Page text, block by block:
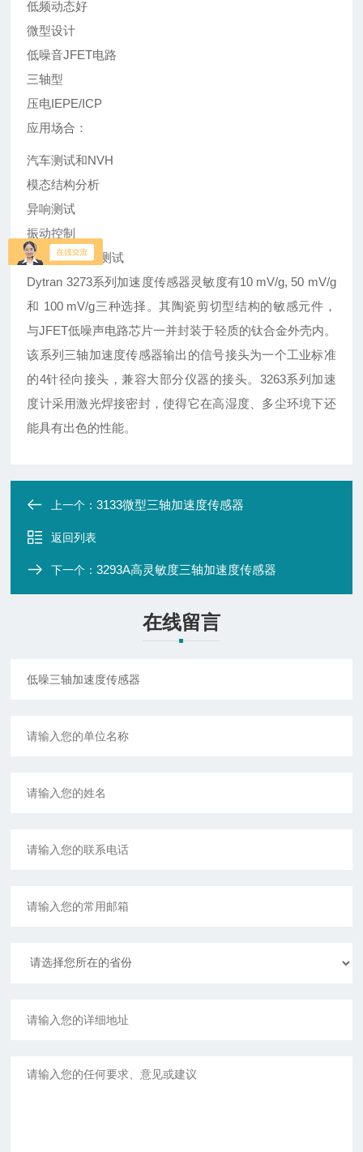
低频动态好
微型设计
低噪音JFET电路
三轴型
压电IEPE/ICP
应用场合：
汽车测试和NVH
模态结构分析
异响测试
振动控制
常规三轴振动测试
Dytran 3273系列加速度传感器灵敏度有10 mV/g, 50 mV/g
和 100 mV/g三种选择。其陶瓷剪切型结构的敏感元件，
与JFET低噪声电路芯片一并封装于轻质的钛合金外壳内。
该系列三轴加速度传感器输出的信号接头为一个工业标准
的4针径向接头，兼容大部分仪器的接头。3263系列加速
度计采用激光焊接密封，使得它在高湿度、多尘环境下还
能具有出色的性能。
上一个：3133微型三轴加速度传感器
返回列表
下一个：3293A高灵敏度三轴加速度传感器
在线留言